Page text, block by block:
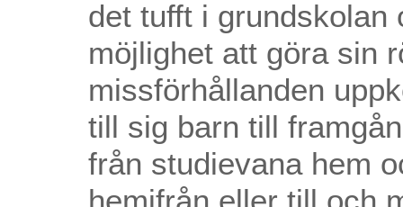
det tufft i
möjlighet att göra sin
missförhållanden
till sig barn till
från studievana hem
hemifrån eller till och